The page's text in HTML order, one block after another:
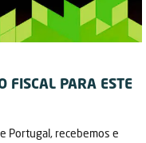
FISCAL PARA ESTE
Portugal, recebemos e